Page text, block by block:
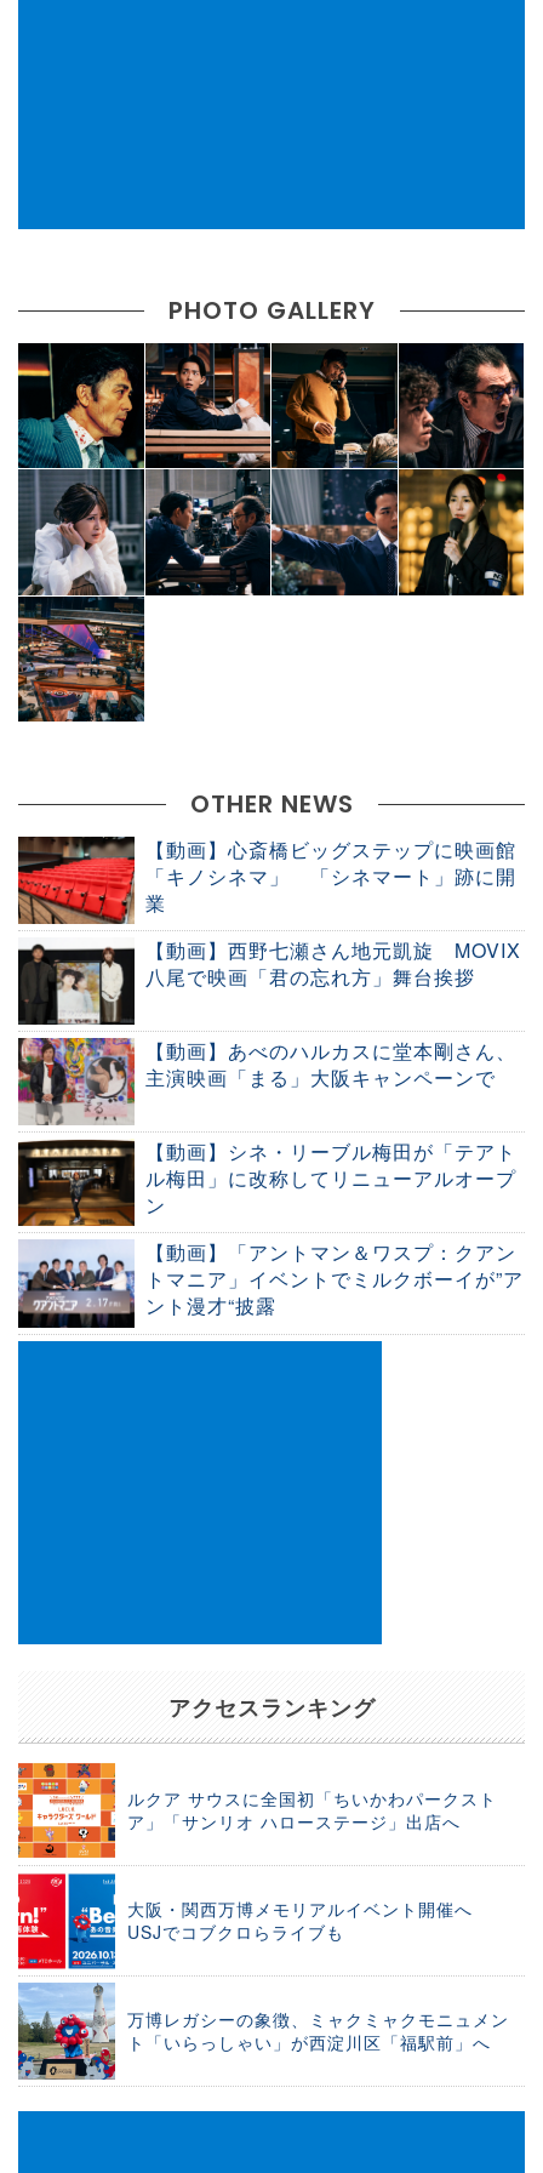
PHOTO GALLERY
OTHER NEWS
【動画】心斎橋ビッグステップに映画館
「キノシネマ」 「シネマート」跡に開
業
【動画】西野七瀬さん地元凱旋 MOVIX
八尾で映画「君の忘れ方」舞台挨拶
【動画】あべのハルカスに堂本剛さん、
主演映画「まる」大阪キャンペーンで
【動画】シネ・リーブル梅田が「テアト
ル梅田」に改称してリニューアルオープ
ン
【動画】「アントマン＆ワスプ：クアン
トマニア」イベントでミルクボーイが”ア
ント漫才“披露
アクセスランキング
ルクア サウスに全国初「ちいかわパークスト
ア」「サンリオ ハローステージ」出店へ
大阪・関西万博メモリアルイベント開催へ
USJでコブクロらライブも
万博レガシーの象徴、ミャクミャクモニュメン
ト「いらっしゃい」が西淀川区「福駅前」へ